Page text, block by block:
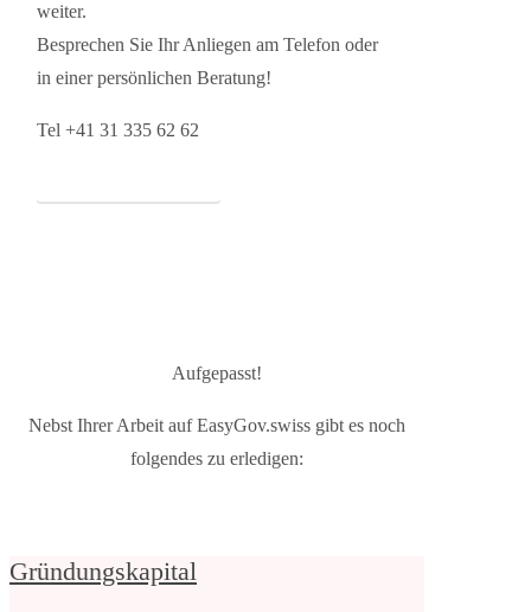
weiter.
Besprechen Sie Ihr Anliegen am Telefon oder
in einer persönlichen Beratung!
Tel +41 31 335 62 62
Aufgepasst!
Nebst Ihrer Arbeit auf EasyGov.swiss gibt es noch
folgendes zu erledigen:
Gründungskapital